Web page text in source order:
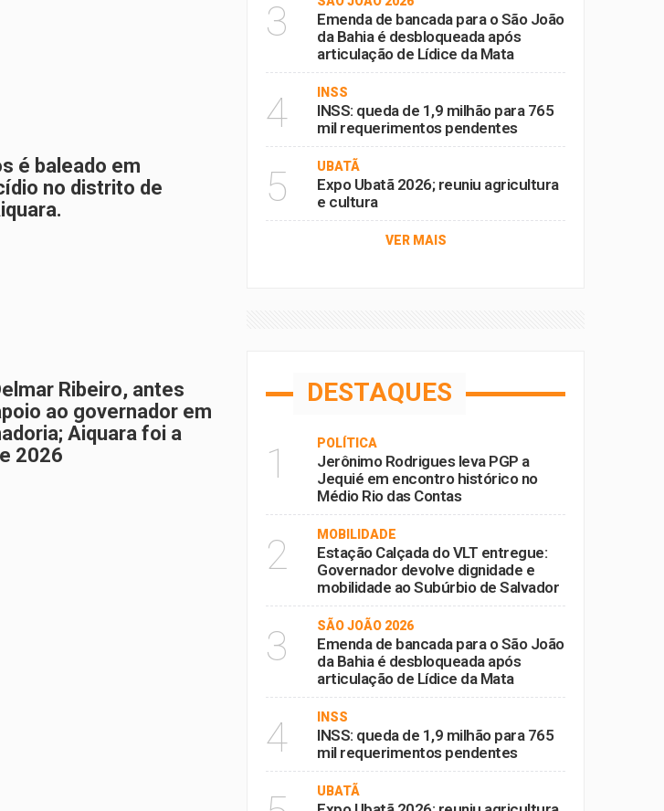
é baleado em
no distrito de
Ribeiro, antes
ao governador em
Aiquara foi a
2026
3
Emenda de bancada para o São João
da Bahia é desbloqueada após
articulação de Lídice da Mata
4 INSS
INSS: queda de 1,9 milhão para 765
mil requerimentos pendentes
5 UBATÃ
Expo Ubatã 2026; reuniu agricultura
e cultura
VER MAIS
DESTAQUES
1 POLÍTICA
Jerônimo Rodrigues leva PGP a
Jequié em encontro histórico no
Médio Rio das Contas
2 MOBILIDADE
Estação Calçada do VLT entregue:
Governador devolve dignidade e
mobilidade ao Subúrbio de Salvador
3 SÃO JOÃO 2026
Emenda de bancada para o São João
da Bahia é desbloqueada após
articulação de Lídice da Mata
4 INSS
INSS: queda de 1,9 milhão para 765
mil requerimentos pendentes
UBATÃ